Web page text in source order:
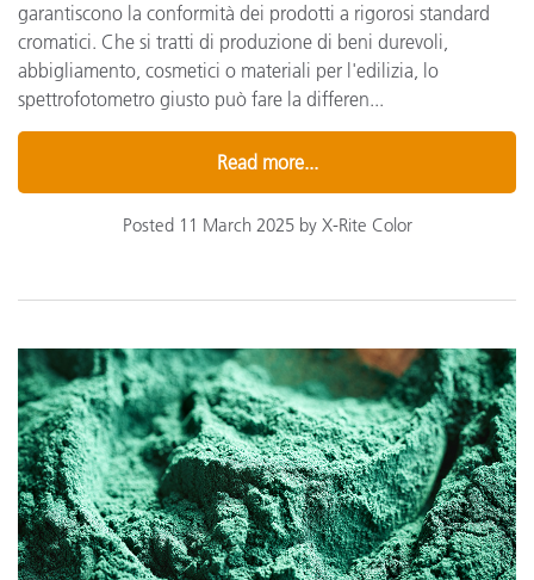
garantiscono la conformità dei prodotti a rigorosi standard
cromatici. Che si tratti di produzione di beni durevoli,
abbigliamento, cosmetici o materiali per l'edilizia, lo
spettrofotometro giusto può fare la differen...
Read more...
Posted 11 March 2025 by X-Rite Color